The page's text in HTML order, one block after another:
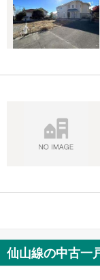
仙山線の中古一